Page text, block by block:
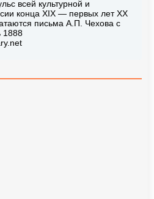
всей культурной и
конца XIX — первых лет XX
письма А.П. Чехова с
1888